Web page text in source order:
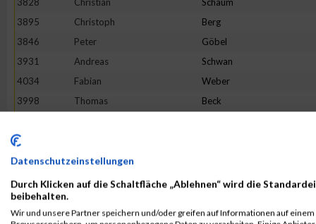
3895
Christoph Berg
3846
Peter Göbel
3931
Andreas Schwan
4034
Fabian Weber
3998
Thomas Beck
3858
4072
Werner
3737
Eric Lamberti
4071
3897
Manuel Huber
Datenschutzeinstellungen
Durch Klicken auf die Schaltfläche „Ablehnen“ wird die
beibehalten.
Wir und unsere Partner speichern und/oder greifen auf Informationen auf einem